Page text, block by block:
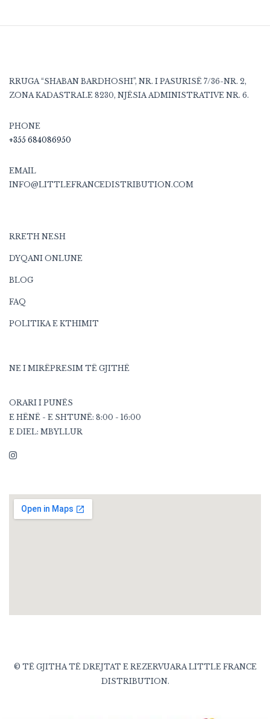
RRUGA “SHABAN BARDHOSHI”, NR. I PASURISË 7/36-NR. 2,
ZONA KADASTRALE 8230, NJËSIA ADMINISTRATIVE NR. 6.
PHONE
+355 684086950
EMAIL
INFO@LITTLEFRANCEDISTRIBUTION.COM
RRETH NESH
DYQANI ONLUNE
BLOG
FAQ
POLITIKA E KTHIMIT
NE I MIRËPRESIM TË GJITHË
ORARI I PUNËS
E HËNË - E SHTUNË: 8:00 - 16:00
E DIEL: MBYLLUR
© TË GJITHA TË DREJTAT E REZERVUARA LITTLE FRANCE
DISTRIBUTION.